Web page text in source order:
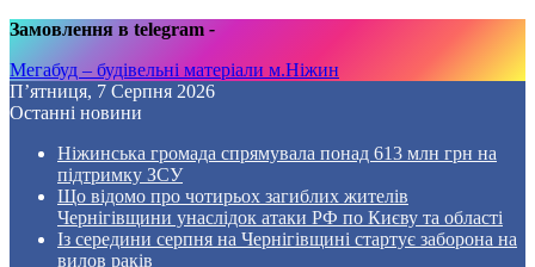
Замовлення в telegram -
Мегабуд – будівельні матеріали м.Ніжин
П’ятниця, 7 Серпня 2026
Останні новини
Ніжинська громада спрямувала понад 613 млн грн на
підтримку ЗСУ
Що відомо про чотирьох загиблих жителів
Чернігівщини унаслідок атаки РФ по Києву та області
Із середини серпня на Чернігівщині стартує заборона на
вилов раків